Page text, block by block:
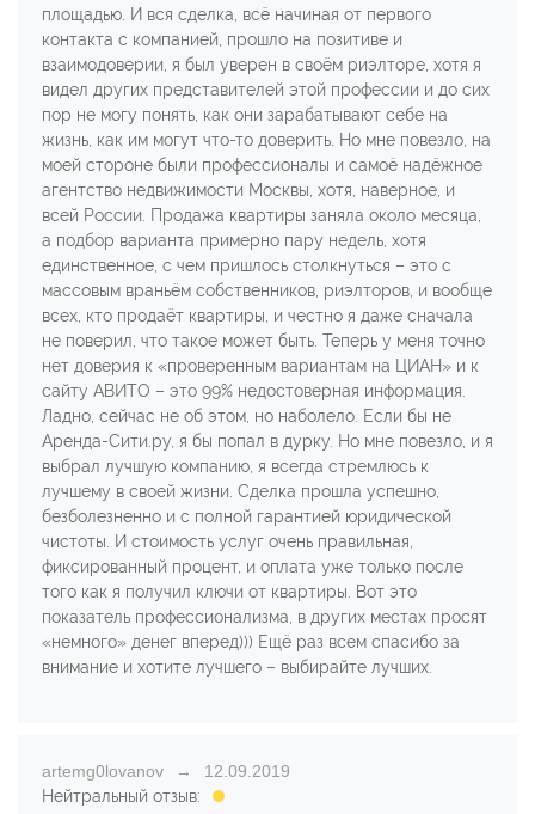
площадью. И вся сделка, всё начиная от первого
контакта с компанией, прошло на позитиве и
взаимодоверии, я был уверен в своём риэлторе, хотя я
видел других представителей этой профессии и до сих
пор не могу понять, как они зарабатывают себе на
жизнь, как им могут что-то доверить. Но мне повезло, на
моей стороне были профессионалы и самоё надёжное
агентство недвижимости Москвы, хотя, наверное, и
всей России. Продажа квартиры заняла около месяца,
а подбор варианта примерно пару недель, хотя
единственное, с чем пришлось столкнуться – это с
массовым враньём собственников, риэлторов, и вообще
всех, кто продаёт квартиры, и честно я даже сначала
не поверил, что такое может быть. Теперь у меня точно
нет доверия к «проверенным вариантам на ЦИАН» и к
сайту АВИТО – это 99% недостоверная информация.
Ладно, сейчас не об этом, но наболело. Если бы не
Аренда-Сити.ру, я бы попал в дурку. Но мне повезло, и я
выбрал лучшую компанию, я всегда стремлюсь к
лучшему в своей жизни. Сделка прошла успешно,
безболезненно и с полной гарантией юридической
чистоты. И стоимость услуг очень правильная,
фиксированный процент, и оплата уже только после
того как я получил ключи от квартиры. Вот это
показатель профессионализма, в других местах просят
«немного» денег вперед))) Ещё раз всем спасибо за
внимание и хотите лучшего – выбирайте лучших.
artemg0lovanov
12.09.2019
Нейтральный отзыв: